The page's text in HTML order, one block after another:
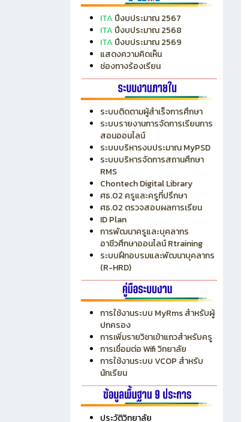
ITAปีงบประมาณ 2567
ITAปีงบประมาณ 2568
ปีงบประมาณ 2569
แสดงความคิดเห็น
ช่องทางร้องเรียน
ระบบติดตามผู้สำเร็จการศึกษา
ระบบรายงานการจัดการเรียนการ
สอนออนไลน์
ระบบบริหารงบประมาณ MyPSD
ระบบบริหารจัดการสถานศึกษา
RMS
Chontech Digital Library
ศธ.02 ครูและครูที่ปรึกษา
ศธ.02 ตรวจสอบผลการเรียน
ID Plan
การพัฒนาครูและบุคลากร
อาชีวศึกษาออนไลน์ Rtraining
ระบบฝึกอบรมและพัฒนาบุคลากร
(R-HRD)
การใช้งานระบบ MyRms สำหรับผู้
ปกครอง
การเพิ่มรายวิชาเข้าแถวสำหรับครู
การเชื่อมต่อ Wifi วิทยาลัย
การใช้งานระบบ VCOP สำหรับ